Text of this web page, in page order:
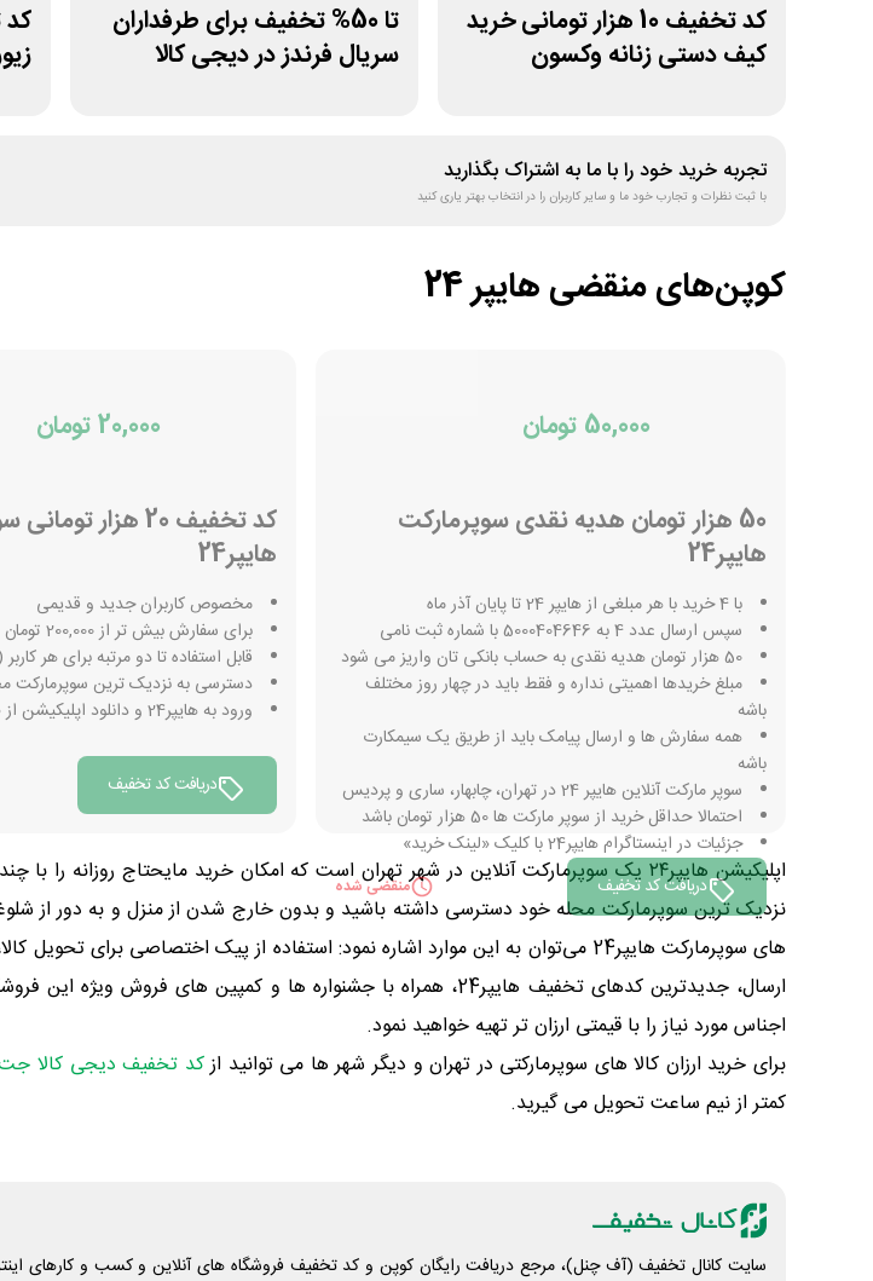
کد تخفیف 10 هزار تومانی خرید
کیف دستی زنانه وکسون
تا 50% تخفیف برای طرفداران
سریال فرندز در دیجی کالا
تجربه خرید خود را با ما به اشتراک بگذارید
با ثبت نظرات و تجارب خود ما و سایر کاربران را در انتخاب بهتر یاری کنید
کوپن‌های منقضیهایپر 24
50,000 تومان
50 هزار تومان هدیه نقدی سوپرمارکت
هایپر24
با 4 خرید با هر مبلغی از هایپر 24 تا پایان آذر ماه
سپس ارسال عدد 4 به 5000404646 با شماره ثبت نامی
50 هزار تومان هدیه نقدی به حساب بانکی تان واریز می شود
مبلغ خریدها اهمیتی نداره و فقط باید در چهار روز مختلف
باشه
همه سفارش ها و ارسال پیامک باید از طریق یک سیمکارت
باشه
سوپر مارکت آنلاین هایپر 24 در تهران، چابهار، ساری و پردیس
احتمالا حداقل خرید از سوپر مارکت ها 50 هزار تومان باشد
جزئیات در اینستاگرام هایپر24 با کلیک «لینک خرید»
دریافت کد تخفیف
منقضی شده
20,000 تومان
کد تخفیف 20 هزار
هایپر24
مخصوص کاربران جدید و قدیمی
برای سفارش بیش تر از 200,000 تومان
قابل استفاده تا دو مرتبه برای هر
دسترسی به نزدیک ترین سوپرمارکت
ورود به هایپر24 و دانلود اپلیکیشن از «لینک خرید»
دریافت کد تخفیف
نزدیک ترین سوپرمارکت محله خود دسترسی داشته باشید و بدون خارج شدن از منزل و به دور از
های سوپرمارکت هایپر24 می‌توان به این موارد اشاره نمود: استفاده از پیک
ارسال، جدیدترین کدهای تخفیف هایپر24، همراه با جشنواره ها و
اجناس مورد نیاز را با قیمتی ارزان تر تهیه خواهید نمود.
برای خرید ارزان کالا های سوپرمارکتی در تهران و دیگر شهر ها می توانید ازکد تخفيف دیجی کالا
کمتر از نیم ساعت تحویل می گیرید.
سایت کانال تخفیف (آف چنل)، مرجع دریافت رایگان کوپن و کد تخفیف فروشگاه های آنلاین و کسب و‌ کارهای